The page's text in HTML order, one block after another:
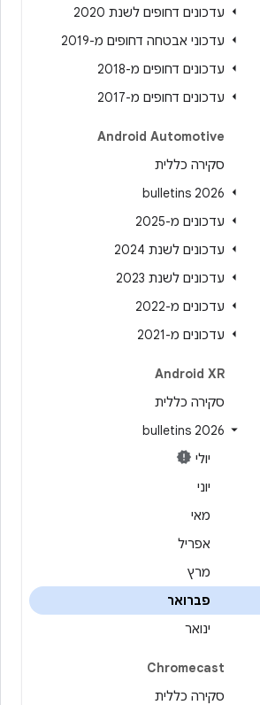
עדכונים דחופים לשנת 2020
עדכוני אבטחה דחופים מ-2019
עדכונים דחופים מ-2018
עדכונים דחופים מ-2017
Android Automotive
סקירה כללית
2026 bulletins
עדכונים מ-2025
עדכונים לשנת 2024
עדכונים לשנת 2023
עדכונים מ-2022
עדכונים מ-2021
Android XR
סקירה כללית
2026 bulletins
יולי
יוני
מאי
אפריל
מרץ
פברואר
ינואר
Chromecast
סקירה כללית